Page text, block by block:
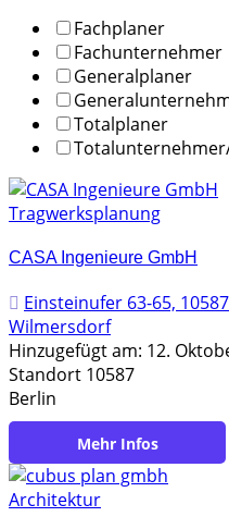
Fachplaner
Fachunternehmer
Generalplaner
Totalplaner
Tragwerksplanung
CASA Ingenieure GmbH
Einsteinufer 63-65,
Wilmersdorf
Hinzugefügt am: 12.
Standort 10587
Berlin
https://www.casa-
Architektur